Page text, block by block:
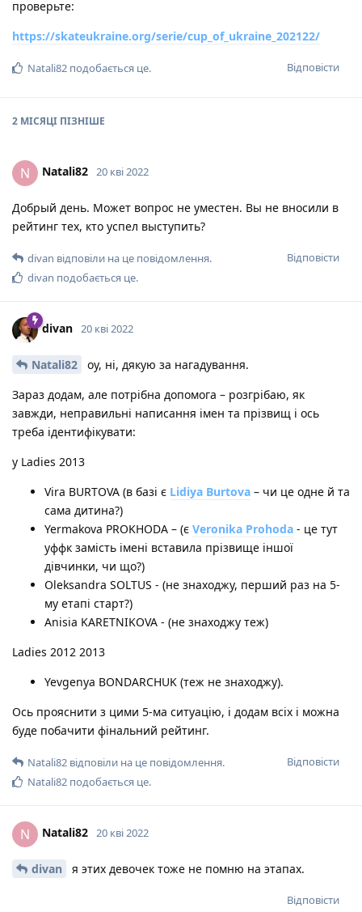
проверьте:
https://skateukraine.org/serie/cup_of_ukraine_202122/
Відповісти
Natali82 подобається це.
2 МІСЯЦІ ПІЗНІШЕ
N Natali82 20 кві 2022
Добрый день. Может вопрос не уместен. Вы не вносили в
рейтинг тех, кто успел выступить?
Відповісти
divan відповіли на це повідомлення.
divan подобається це.
divan 20 кві 2022
Natali82
оу, ні, дякую за нагадування.
Зараз додам, але потрібна допомога – розгрібаю, як
завжди, неправильні написання імен та прізвищ і ось
треба ідентифікувати:
у Ladies 2013
Vira BURTOVA (в базі є Lidiya Burtova – чи це одне й та
сама дитина?)
Yermakova PROKHODA – (є Veronika Prohoda - це тут
уффк замість імені вставила прізвище іншої
дівчинки, чи що?)
Oleksandra SOLTUS - (не знаходжу, перший раз на 5-
му етапі старт?)
Anisia KARETNIKOVA - (не знаходжу теж)
Ladies 2012 2013
Yevgenya BONDARCHUK (теж не знаходжу).
Ось прояснити з цими 5-ма ситуацію, і додам всіх і можна
буде побачити фінальний рейтинг.
Відповісти
Natali82 відповіли на це повідомлення.
Natali82 подобається це.
N Natali82 20 кві 2022
divan я этих девочек тоже не помню на этапах.
Відповісти